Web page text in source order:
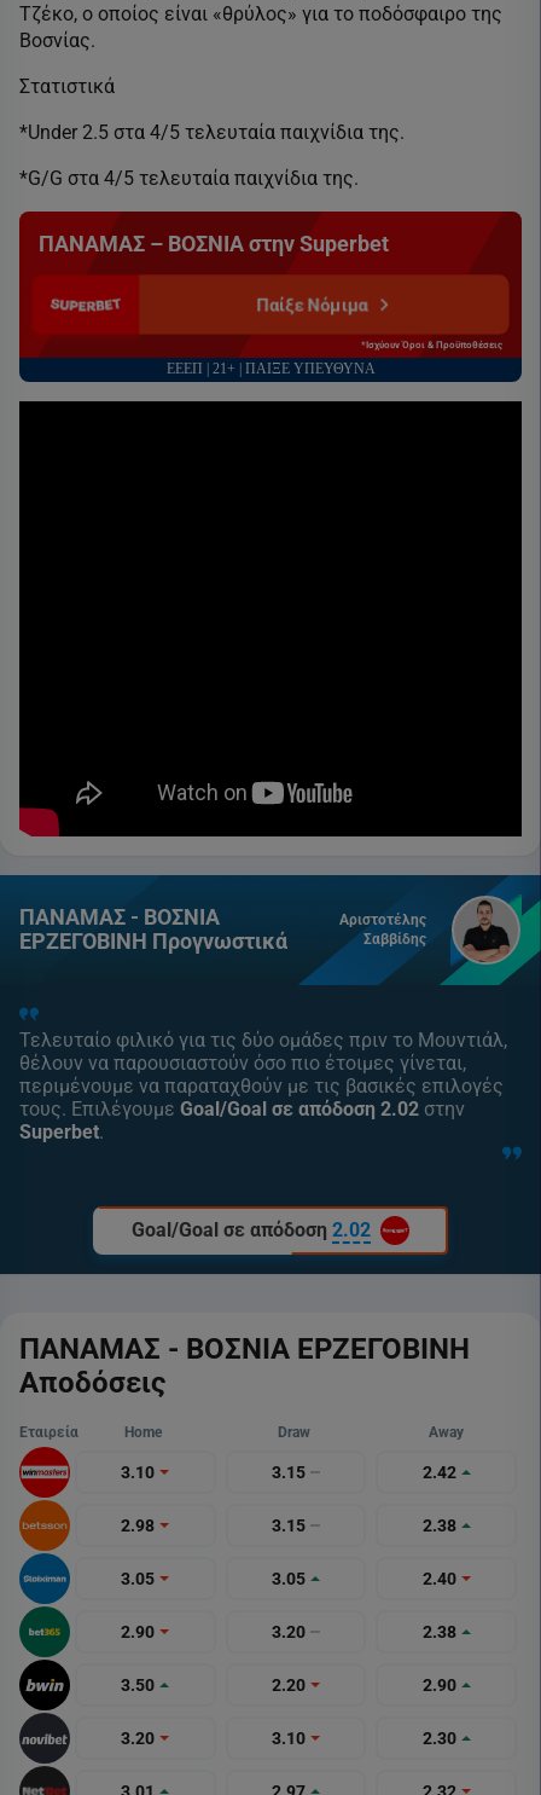
Τζέκο, ο οποίος είναι «θρύλος» για το ποδόσφαιρο της
Βοσνίας.
Στατιστικά
*Under 2.5 στα 4/5 τελευταία παιχνίδια της.
*G/G στα 4/5 τελευταία παιχνίδια της.
ΠΑΝΑΜΑΣ – ΒΟΣΝΙΑ στην Superbet
Παίξε Νόμιμα
*Ισχύουν Όροι & Προϋποθέσεις
ΕΕΕΠ | 21+ | ΠΑΙΞΕ ΥΠΕΥΘΥΝΑ
ΠΑΝΑΜΑΣ - ΒΟΣΝΙΑ
ΕΡΖΕΓΟΒΙΝΗ Προγνωστικά
Αριστοτέλης
Σαββίδης
Τελευταίο φιλικό για τις δύο ομάδες πριν το Μουντιάλ,
θέλουν να παρουσιαστούν όσο πιο έτοιμες γίνεται,
περιμένουμε να παραταχθούν με τις βασικές επιλογές
τους. Επιλέγουμε Goal/Goal σε απόδοση 2.02 στην
Superbet.
Goal/Goal σε απόδοση 2.02
ΠΑΝΑΜΑΣ - ΒΟΣΝΙΑ ΕΡΖΕΓΟΒΙΝΗ
Αποδόσεις
Εταιρεία Home Draw Away
3.10 3.15 2.42
2.98 3.15 2.38
3.05 3.05 2.40
2.90 3.20 2.38
3.50 2.20 2.90
3.20 3.10 2.30